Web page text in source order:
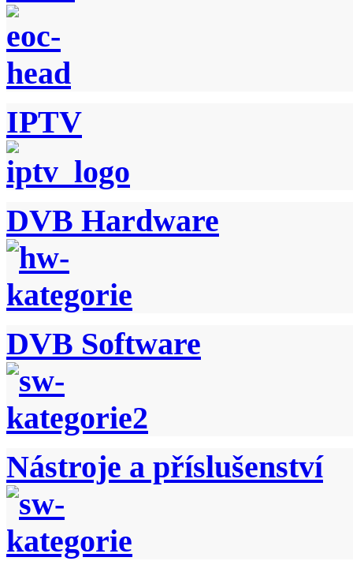
IPTV
DVB Hardware
DVB Software
Nástroje a příslušenství